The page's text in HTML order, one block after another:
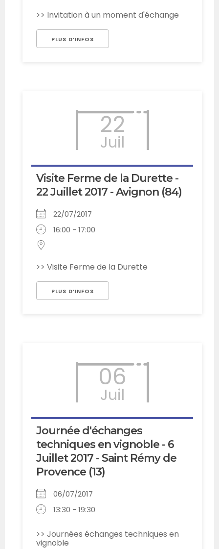
>> Invitation à un moment d'échange
PLUS D’INFOS
22
Juil
Visite Ferme de la Durette -
22 Juillet 2017 - Avignon (84)
22/07/2017
16:00 - 17:00
>> Visite Ferme de la Durette
PLUS D’INFOS
06
Juil
Journée d'échanges
techniques en vignoble - 6
Juillet 2017 - Saint Rémy de
Provence (13)
06/07/2017
13:30 - 19:30
>> Journées échanges techniques en
vignoble